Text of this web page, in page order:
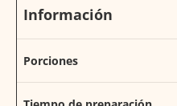
Información
Porciones